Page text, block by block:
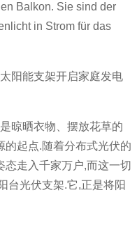
Balkon. Sie sind der
in Strom für das
阳能支架开启家庭发电
晾晒衣物、摆放花草的
的起点.随着分布式光伏的
走入千家万户,而这一切
台光伏支架.它,正是将阳